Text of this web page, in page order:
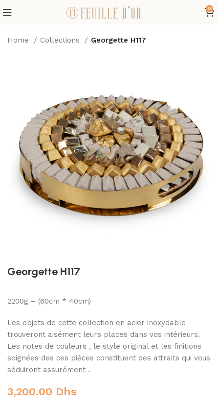
0
Home Collections Georgette H117
Georgette H117
2200g – (60cm * 40cm)
Les objets de cette collection en acier inoxydable
trouveront aisément leurs places dans vos intérieurs.
Les notes de couleurs , le style original et les finitions
soignées des ces pièces constituent des attraits qui vous
séduiront assurément .
3,200.00 Dhs